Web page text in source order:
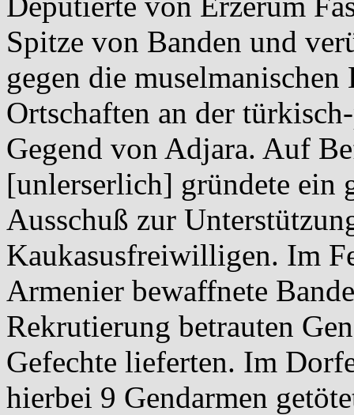
Spitze von Banden und
gegen die
Ortschaften an der
Gegend von Adjara. Auf
[unlerserlich] gründete ein
Ausschuß zur
Kaukasusfreiwilligen. Im
Armenier bewaffnete
Rekrutierung betrauten
Gefechte lieferten. Im
hierbei 9 Gendarmen